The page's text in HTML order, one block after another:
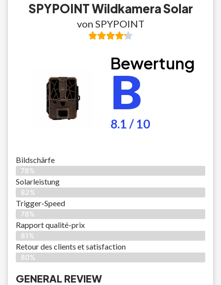
SPYPOINT Wildkamera Solar
von SPYPOINT
Bewertung
B
8.1 / 10
Bildschärfe
78%
Solarleistung
82%
Trigger-Speed
78%
Rapport qualité-prix
81%
Retour des clients et satisfaction
80%
GENERAL REVIEW